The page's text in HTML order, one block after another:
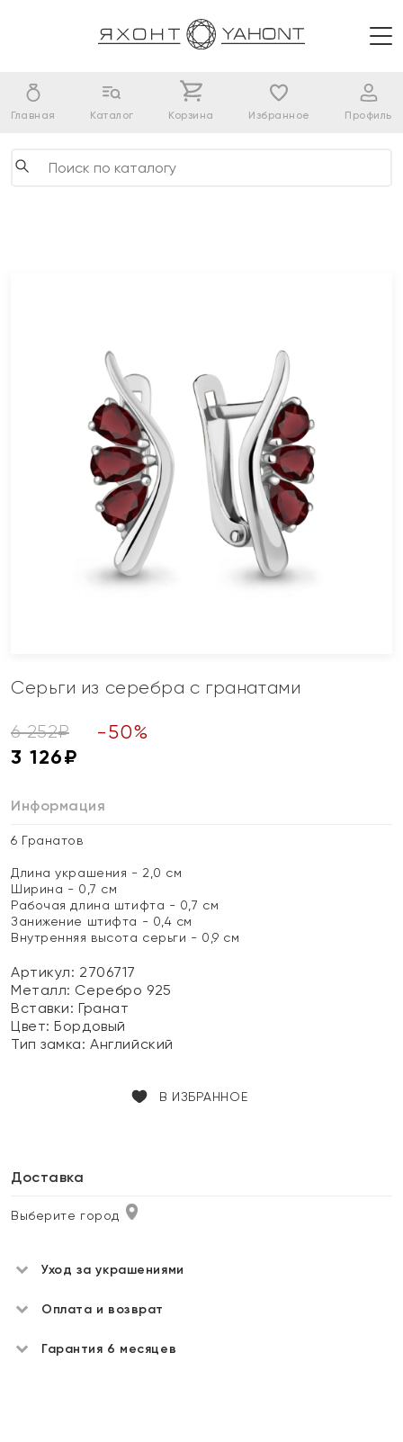
Главная Каталог Корзина Избранное Профиль
Серьги из серебра с гранатами
6 252₽ -50%
3 126₽
Информация
6 Гранатов
Длина украшения - 2,0 см
Ширина - 0,7 см
Рабочая длина штифта - 0,7 см
Занижение штифта - 0,4 см
Внутренняя высота серьги - 0,9 см
Артикул: 2706717
Металл: Серебро 925
Вставки:Гранат
Цвет:Бордовый
Тип замка:Английский
В ИЗБРАННОЕ
Доставка
Выберите город
Уход за украшениями
Оплата и возврат
Гарантия 6 месяцев